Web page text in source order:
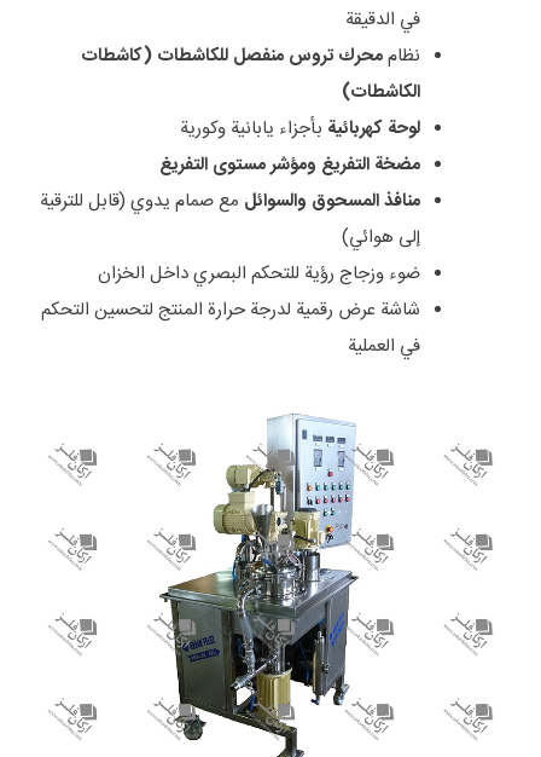
في الدقيقة
نظاممحرك تروس منفصل للكاشطات (كاشطات
الكاشطات)
لوحة كهربائية بأجزاء يابانية وكورية
مضخة التفريغ ومؤشر مستوى التفريغ
منافذ المسحوق والسوائل مع صمام يدوي (قابل للترقية
إلى هوائي)
ضوء وزجاج رؤية للتحكم البصري داخل الخزان
شاشة عرض رقمية لدرجة حرارة المنتج لتحسين التحكم
في العملية